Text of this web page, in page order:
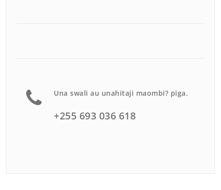
Una swali au unahitaji maombi? piga.
+255 693 036 618